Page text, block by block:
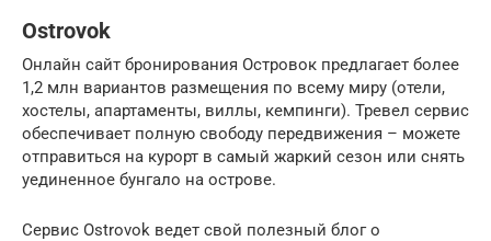
Ostrovok
Онлайн сайт бронирования Островок предлагает более
1,2 млн вариантов размещения по всему миру (отели,
хостелы, апартаменты, виллы, кемпинги). Тревел сервис
обеспечивает полную свободу передвижения – можете
отправиться на курорт в самый жаркий сезон или снять
уединенное бунгало на острове.
Сервис Ostrovok ведет свой полезный блог о